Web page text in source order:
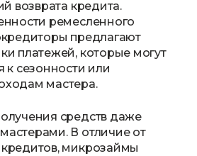
возврата кредита.
ремесленного
предлагают
платежей, которые могут
к сезонности или
мастера.
средств даже
В отличие от
микрозаймы